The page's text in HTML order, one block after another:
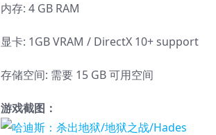
内存: 4 GB RAM
显卡: 1GB VRAM / DirectX 10+ support
存储空间: 需要 15 GB 可用空间
游戏截图：